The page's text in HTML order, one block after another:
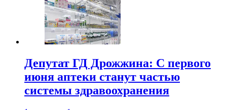
Депутат ГД Дрожжина: С первого
июня аптеки станут частью
системы здравоохранения